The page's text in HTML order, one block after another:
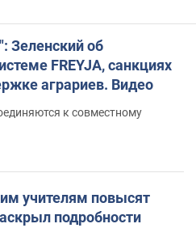
Зеленский об
FREYJA, санкциях
аграриев. Видео
к совместному
учителям повысят
подробности